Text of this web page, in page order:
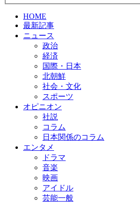
HOME
最新記事
ニュース
政治
経済
国際・日本
北朝鮮
社会・文化
スポーツ
オピニオン
社説
コラム
日本関係のコラム
エンタメ
ドラマ
音楽
映画
アイドル
芸能一般